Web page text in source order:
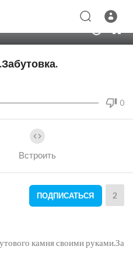
0
Встроить
ПОДПИСАТЬСЯ 2
камня своими руками.За